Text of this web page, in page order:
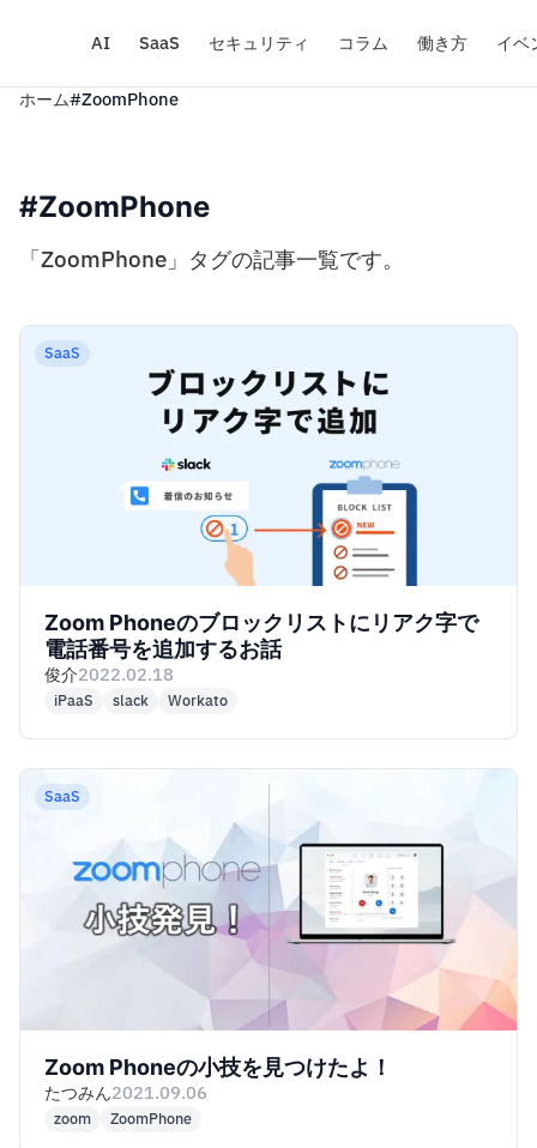
AI SaaS セキュリティ コラム 働き方 イベ
ホーム#ZoomPhone
#ZoomPhone
「ZoomPhone」タグの記事一覧です。
SaaS
Zoom Phoneのブロックリストにリアク字で
電話番号を追加するお話
俊介2022.02.18
iPaaS slack Workato
SaaS
Zoom Phoneの小技を見つけたよ！
たつみん2021.09.06
zoom ZoomPhone